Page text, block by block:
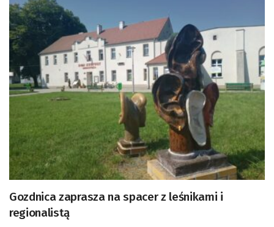
Gozdnica zaprasza na spacer z leśnikami i
regionalistą